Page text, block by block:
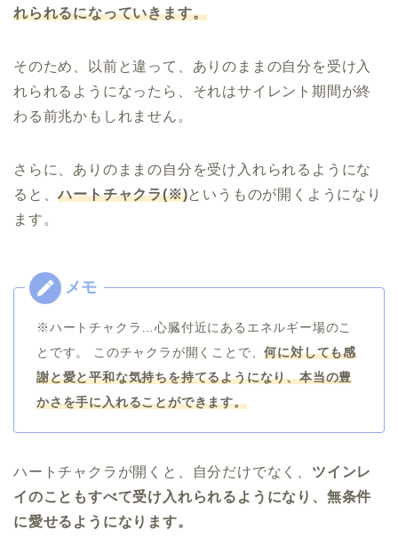
れられるになっていきます。
そのため、以前と違って、ありのままの自分を受け入
れられるようになったら、それはサイレント期間が終
わる前兆かもしれません。
さらに、ありのままの自分を受け入れられるようにな
ると、ハートチャクラ(※)というものが開くようになり
ます。
※ハートチャクラ…心臓付近にあるエネルギー場のこ
とです。 このチャクラが開くことで、何に対しても感
謝と愛と平和な気持ちを持てるようになり、本当の豊
かさを手に入れることができます。
ハートチャクラが開くと、自分だけでなく、 ツインレ
イのこともすべて受け入れられるようになり、無条件
に愛せるようになります。